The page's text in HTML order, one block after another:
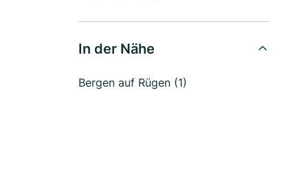
In der Nähe
Bergen auf Rügen (1)